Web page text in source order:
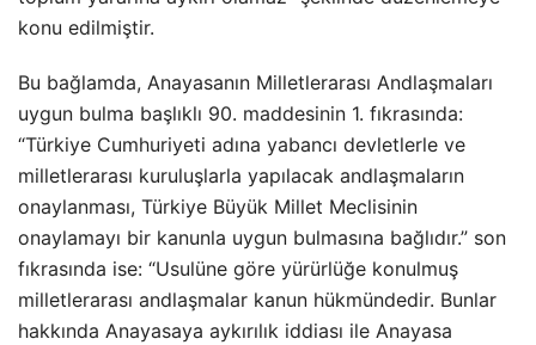
konu edilmiştir.
Bu bağlamda, Anayasanın Milletlerarası Andlaşmaları
uygun bulma başlıklı 90. maddesinin 1. fıkrasında:
“Türkiye Cumhuriyeti adına yabancı devletlerle ve
milletlerarası kuruluşlarla yapılacak andlaşmaların
onaylanması, Türkiye Büyük Millet Meclisinin
onaylamayı bir kanunla uygun bulmasına bağlıdır.” son
fıkrasında ise: “Usulüne göre yürürlüğe konulmuş
milletlerarası andlaşmalar kanun hükmündedir. Bunlar
hakkında Anayasaya aykırılık iddiası ile Anayasa